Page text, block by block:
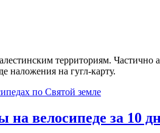
территориям. Частично
наложения на гугл-карту.
по Святой земле
на велосипеде за 10